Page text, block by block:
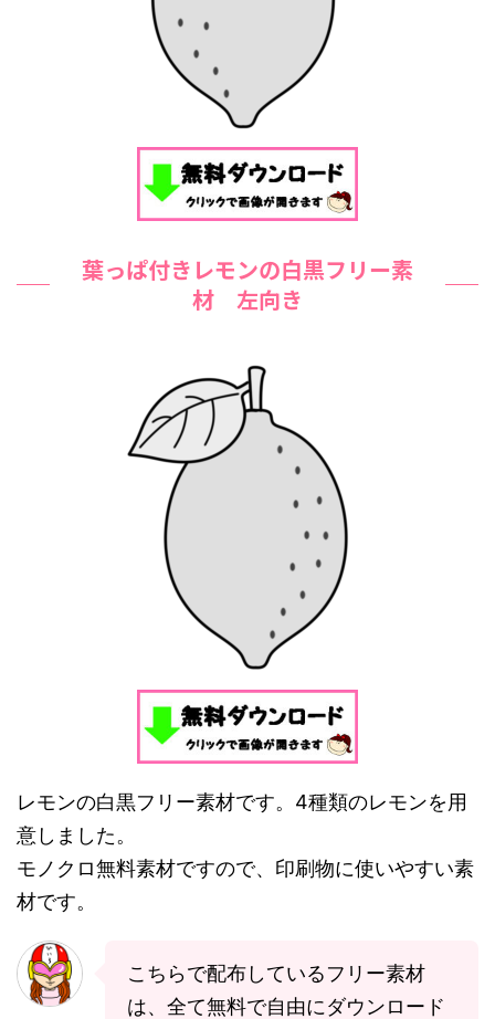
葉っぱ付きレモンの白黒フリー素
材 左向き
レモンの白黒フリー素材です。4種類のレモンを用
意しました。
モノクロ無料素材ですので、印刷物に使いやすい素
材です。
こちらで配布しているフリー素材
は、全て無料で自由にダウンロード